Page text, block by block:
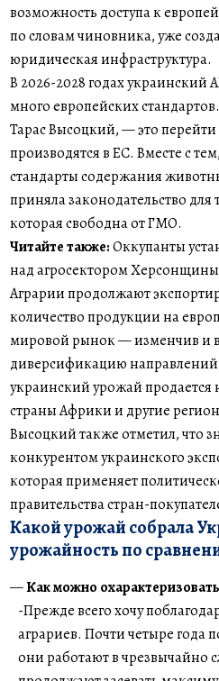
возможность доступа к
по словам чиновника, уже
юридическая инфраструктура.
В 2026-2028 годах украинский
много европейских
Тарас Высоцкий, — это
производятся в ЕС. Вместе с
стандарты содержания
приняла законодательство для
которая свободна от ГМО.
Читайте также:Оккупанты
над агросектором
Аграрии продолжают
количество продукции на
мировой рынок — изменчив и
диверсификацию направлений
украинский урожай
страны Африки и другие
Высоцкий также отметил, что
конкурентом украинского
которая применяет
правительства стран-
Какой урожай собрала
урожайность по
—Как можно
-Прежде всего хочу
аграриев. Почти четыре
они работают в чрезвычайно